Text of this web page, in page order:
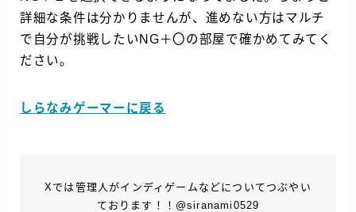
詳細な条件は分かりませんが、進めない方はマルチ
で自分が挑戦したいNG＋〇の部屋で確かめてみてく
ださい。
しらなみゲーマーに戻る
Xでは管理人がインディゲームなどについてつぶやい
ております！！@siranami0529